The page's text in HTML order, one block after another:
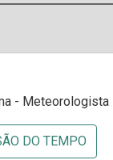
- Meteorologista
DO TEMPO